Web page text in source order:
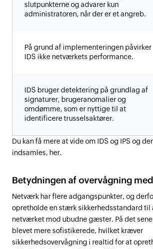
slutpunkterne og advarer kun
administratoren, når der er et angreb.
På grund af implementeringen påvirker
IDS ikke netværkets performance.
IDS bruger detektering på grundlag af
signaturer, brugeranomalier og
omdømme, som er nyttige til at
identificere trusselsaktører.
Du kan få mere at vide om IDS og IPS og
indsamles, her.
Betydningen af overvågning med
Netværk har flere adgangspunkter, og
opretholde en stærk sikkerhedsstandard til
netværket mod ubudne gæster. På det
blevet mere sofistikerede, hvilket kræver
sikkerhedsovervågning i realtid for at